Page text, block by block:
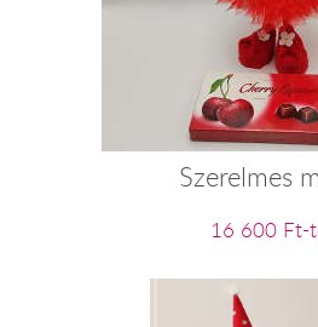
Szerelmes
16 600 Ft-